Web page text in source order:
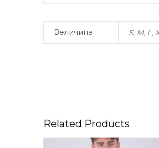
Величина S, M, L,
Related Products